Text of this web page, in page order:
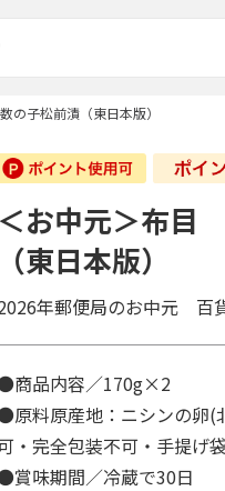
子松前漬（東日本版）
＜お中元＞布
（東日本版）
年郵便局のお中元 百
商品内容／170g×2
原料原産地：ニシンの卵
・完全包装不可・手提げ
賞味期間／冷蔵で30日